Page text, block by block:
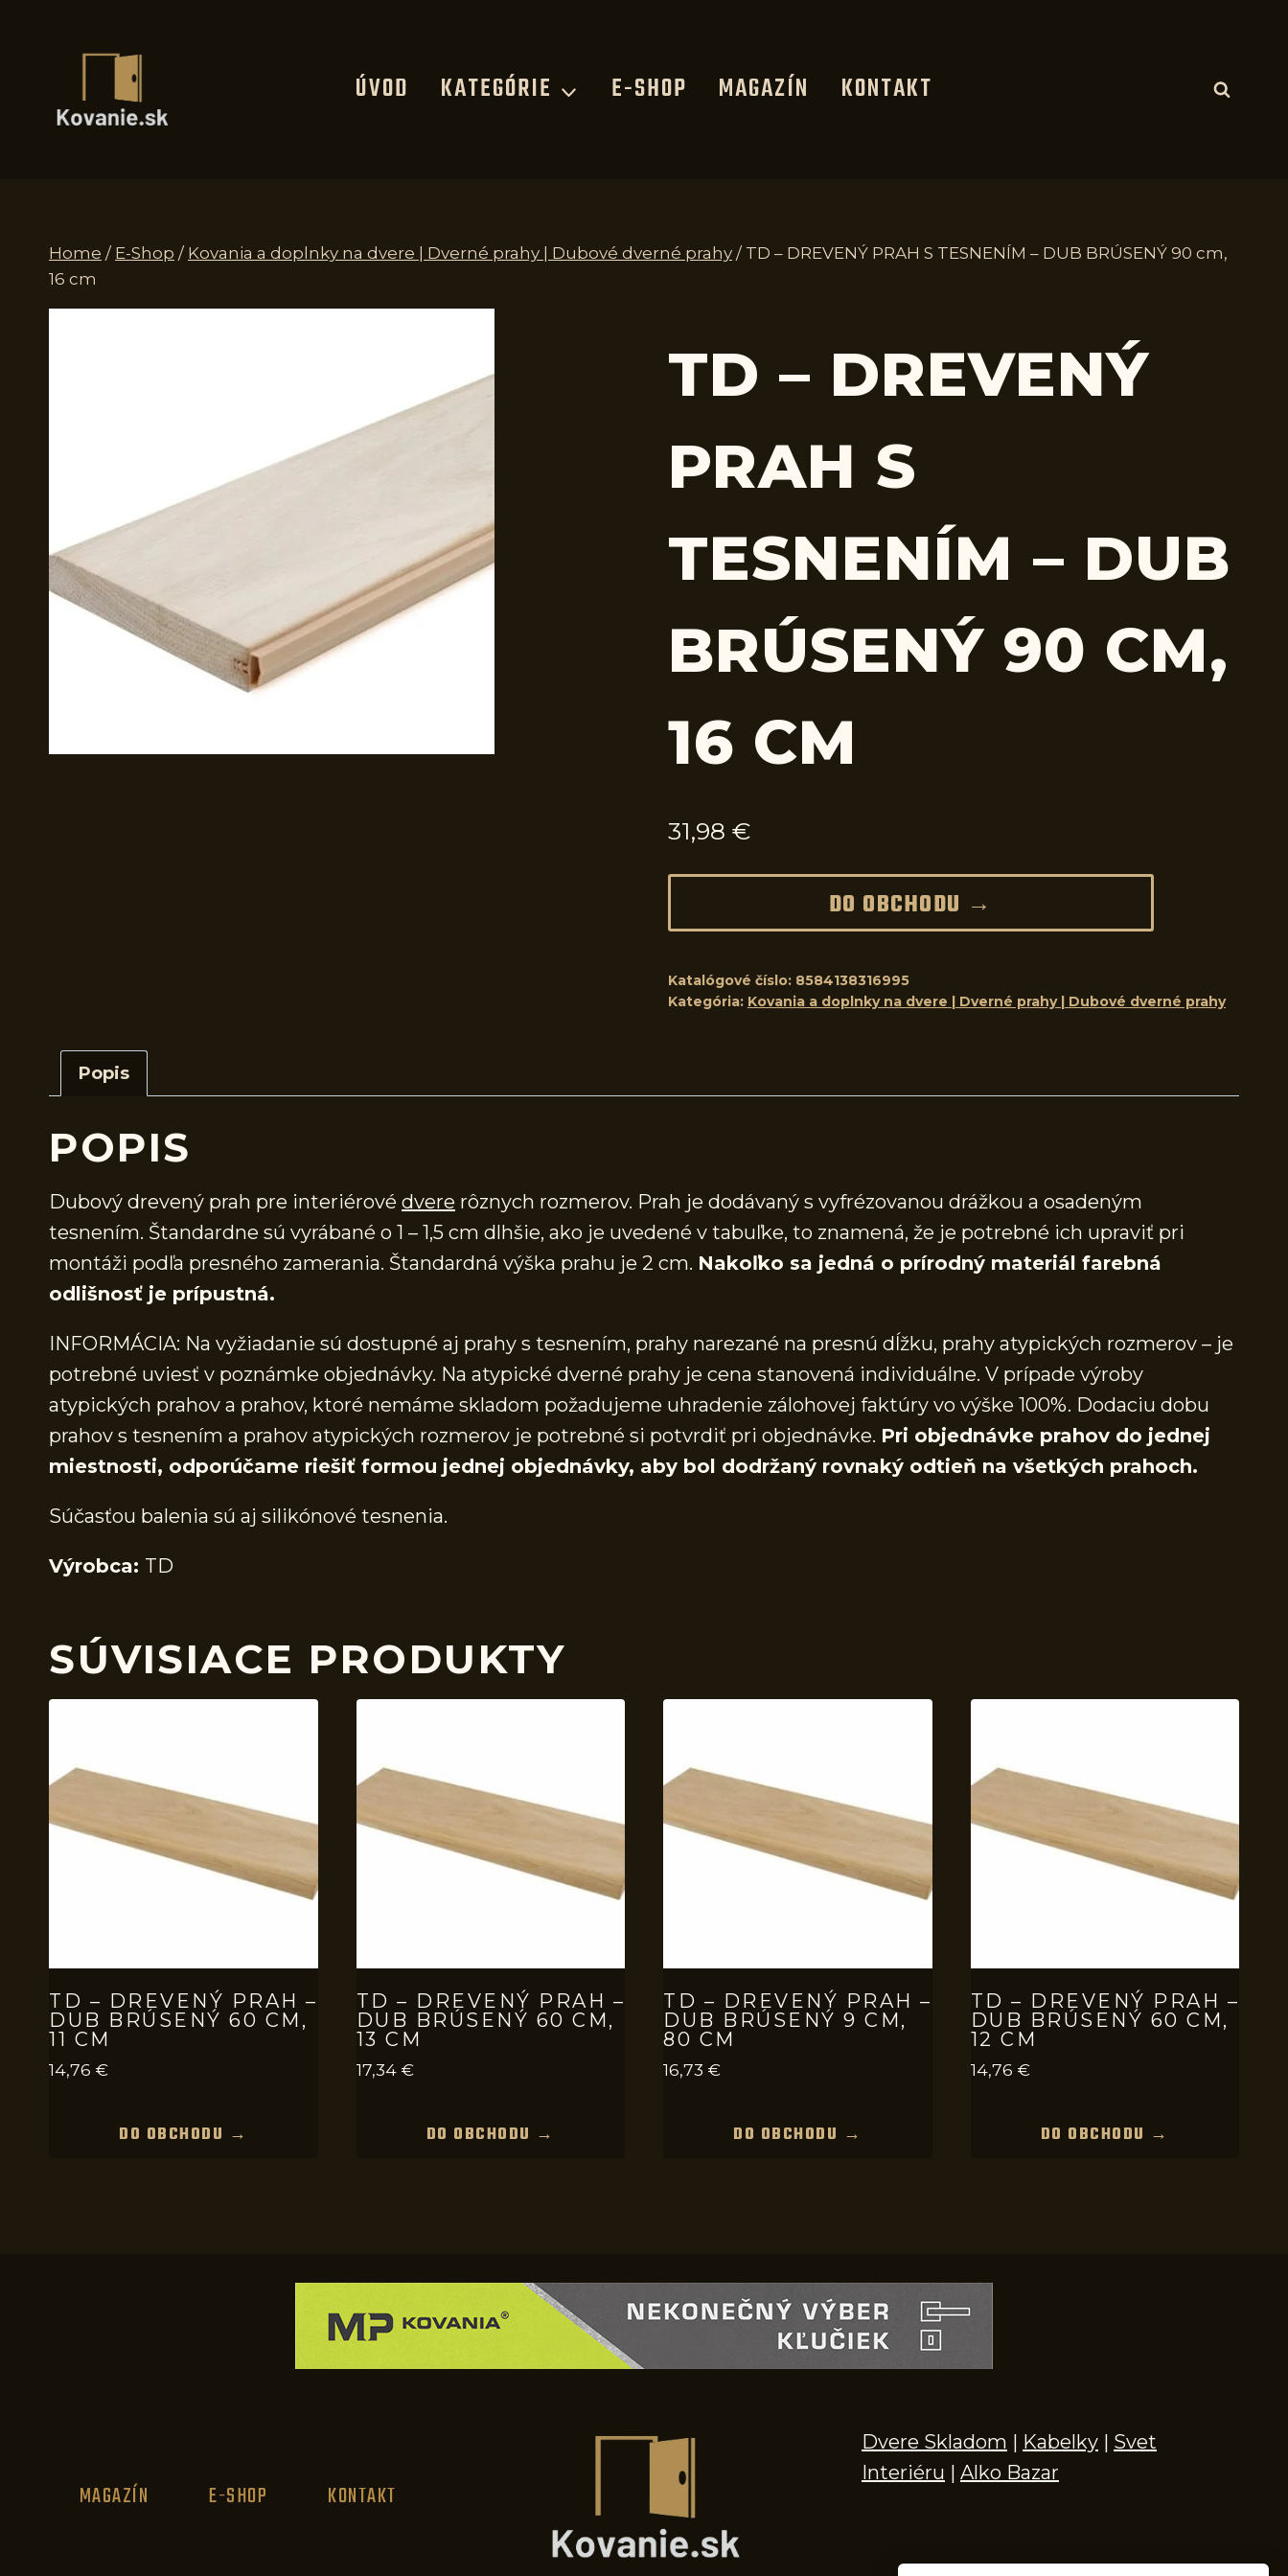
ÚVOD KATEGÓRIE E-SHOP MAGAZÍN KONTAKT
Home / E-Shop / Kovania a doplnky na dvere | Dverné prahy | Dubové dverné prahy / TD – DREVENÝ PRAH S TESNENÍM – DUB BRÚSENÝ 90 cm,
16 cm
TD – DREVENÝ
PRAH S
TESNENÍM – DUB
BRÚSENÝ 90 CM,
16 CM
31,98 €
DO OBCHODU →
Katalógové číslo: 8584138316995
Kategória: Kovania a doplnky na dvere | Dverné prahy | Dubové dverné prahy
Popis
POPIS
Dubový drevený prah pre interiérové dvere rôznych rozmerov. Prah je dodávaný s vyfrézovanou drážkou a osadeným
tesnením. Štandardne sú vyrábané o 1 – 1,5 cm dlhšie, ako je uvedené v tabuľke, to znamená, že je potrebné ich upraviť pri
montáži podľa presného zamerania. Štandardná výška prahu je 2 cm. Nakoľko sa jedná o prírodný materiál farebná
odlišnosť je prípustná.
INFORMÁCIA: Na vyžiadanie sú dostupné aj prahy s tesnením, prahy narezané na presnú dĺžku, prahy atypických rozmerov – je
potrebné uviesť v poznámke objednávky. Na atypické dverné prahy je cena stanovená individuálne. V prípade výroby
atypických prahov a prahov, ktoré nemáme skladom požadujeme uhradenie zálohovej faktúry vo výške 100%. Dodaciu dobu
prahov s tesnením a prahov atypických rozmerov je potrebné si potvrdiť pri objednávke. Pri objednávke prahov do jednej
miestnosti, odporúčame riešiť formou jednej objednávky, aby bol dodržaný rovnaký odtieň na všetkých prahoch.
Súčasťou balenia sú aj silikónové tesnenia.
Výrobca: TD
SÚVISIACE PRODUKTY
TD – DREVENÝ PRAH –
DUB BRÚSENÝ 60 CM,
11 CM
14,76 €
DO OBCHODU →
TD – DREVENÝ PRAH –
DUB BRÚSENÝ 60 CM,
13 CM
17,34 €
DO OBCHODU →
TD – DREVENÝ PRAH –
DUB BRÚSENÝ 9 CM,
80 CM
16,73 €
DO OBCHODU →
TD – DREVENÝ PRAH –
DUB BRÚSENÝ 60 CM,
12 CM
14,76 €
DO OBCHODU →
MAGAZÍN E-SHOP KONTAKT
Dvere Skladom | Kabelky | Svet
Interiéru | Alko Bazar